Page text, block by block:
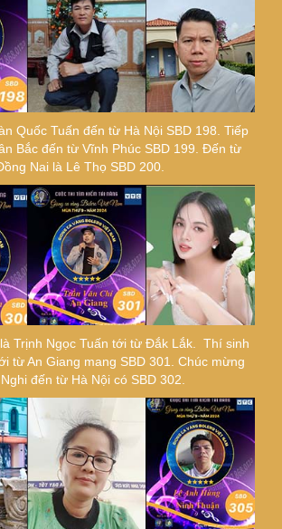
Quốc Tuấn đến từ Hà Nội SBD 198. Tiếp
Bắc đến từ Vĩnh Phúc SBD 199. Đến từ
Nai là Lê Thọ SBD 200.
Trịnh Ngọc Tuấn tới từ Đắk Lắk. Thí sinh
từ An Giang mang SBD 301. Chúc mừng
đến từ Hà Nội có SBD 302.